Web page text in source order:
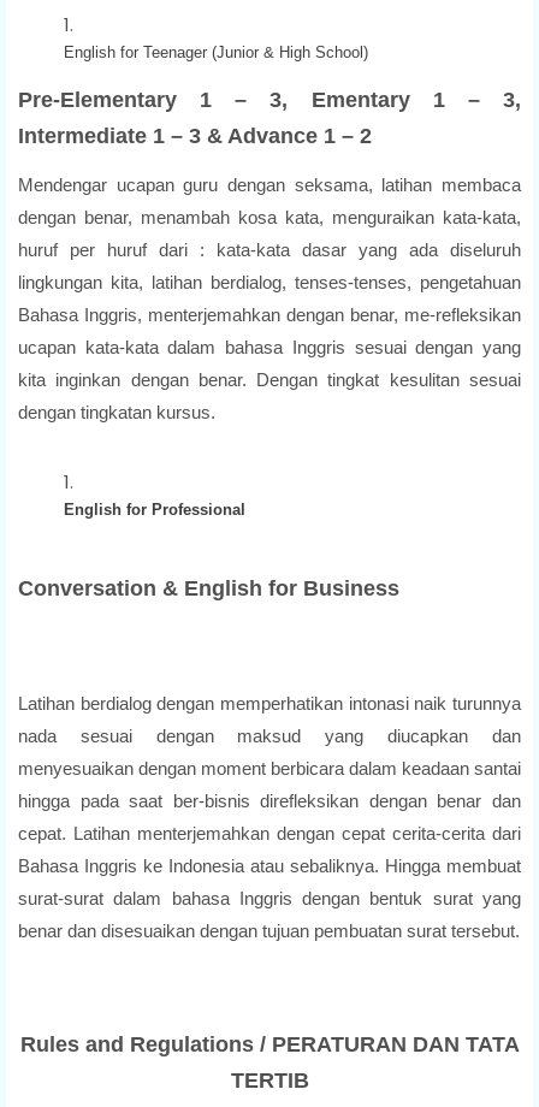
English for Teenager (Junior & High School)
Pre-Elementary 1 – 3, Ementary 1 – 3,
Intermediate 1 – 3 & Advance 1 – 2
Mendengar ucapan guru dengan seksama, latihan membaca
dengan benar, menambah kosa kata, menguraikan kata-kata,
huruf per huruf dari : kata-kata dasar yang ada diseluruh
lingkungan kita, latihan berdialog, tenses-tenses, pengetahuan
Bahasa Inggris, menterjemahkan dengan benar, me-refleksikan
ucapan kata-kata dalam bahasa Inggris sesuai dengan yang
kita inginkan dengan benar. Dengan tingkat kesulitan sesuai
dengan tingkatan kursus.
English for Professional
Conversation & English for Business
Latihan berdialog dengan memperhatikan intonasi naik turunnya
nada sesuai dengan maksud yang diucapkan dan
menyesuaikan dengan moment berbicara dalam keadaan santai
hingga pada saat ber-bisnis direfleksikan dengan benar dan
cepat. Latihan menterjemahkan dengan cepat cerita-cerita dari
Bahasa Inggris ke Indonesia atau sebaliknya. Hingga membuat
surat-surat dalam bahasa Inggris dengan bentuk surat yang
benar dan disesuaikan dengan tujuan pembuatan surat tersebut.
Rules and Regulations / PERATURAN DAN TATA
TERTIB